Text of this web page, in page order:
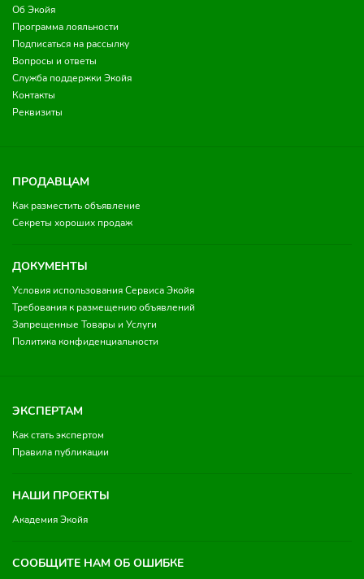
Об Экойя
Программа лояльности
Подписаться на рассылку
Вопросы и ответы
Служба поддержки Экойя
Контакты
Реквизиты
ПРОДАВЦАМ
Как разместить объявление
Секреты хороших продаж
ДОКУМЕНТЫ
Условия использования Сервиса Экойя
Требования к размещению объявлений
Запрещенные Товары и Услуги
Политика конфиденциальности
ЭКСПЕРТАМ
Как стать экспертом
Правила публикации
НАШИ ПРОЕКТЫ
Академия Экойя
СООБЩИТЕ НАМ ОБ ОШИБКЕ